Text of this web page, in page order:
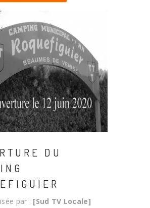
DU
par : [Sud TV Locale]